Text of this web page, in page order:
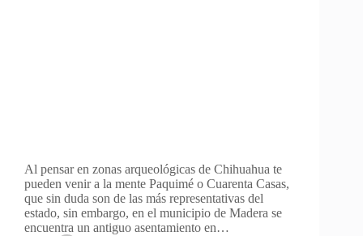
Al pensar en zonas arqueológicas de Chihuahua te
pueden venir a la mente Paquimé o Cuarenta Casas,
que sin duda son de las más representativas del
estado, sin embargo, en el municipio de Madera se
encuentra un antiguo asentamiento en…